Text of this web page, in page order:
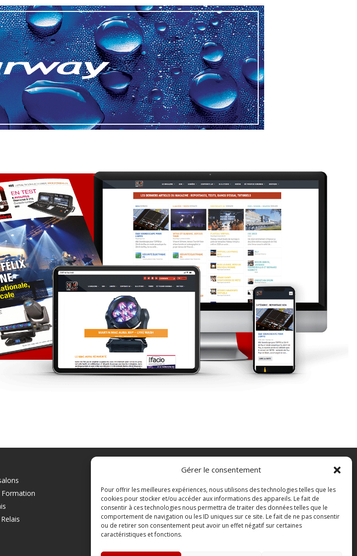
Gérer le consentement
Pour offrir les meilleures expériences, nous utilisons des technologies telles que les
cookies pour stocker et/ou accéder aux informations des appareils. Le fait de
consentir à ces technologies nous permettra de traiter des données telles que le
comportement de navigation ou les ID uniques sur ce site. Le fait de ne pas consentir
ou de retirer son consentement peut avoir un effet négatif sur certaines
caractéristiques et fonctions.
Formation
Contact
Boutique
Abonnements Sono mag | intégral ou
numérique